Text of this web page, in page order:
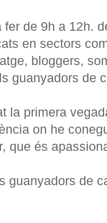
fer de 9h a 12h.
en sectors
bloggers,
guanyadors de
la primera
on he
que és
guanyadors de